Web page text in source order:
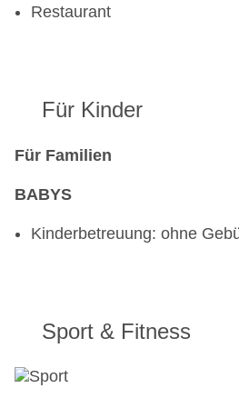
Restaurant
Für Kinder
Für Familien
BABYS
Kinderbetreuung: ohne
Sport & Fitness